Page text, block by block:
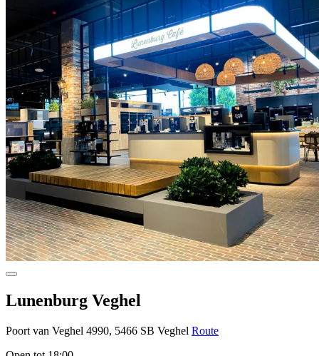
Lunenburg Veghel
Poort van Veghel 4990, 5466 SB Veghel Route